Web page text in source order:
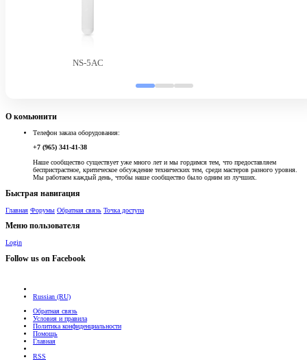
NS-5AC
О комьюнити
Телефон заказа оборудования:
+7 (965) 341-41-38
Наше сообщество существует уже много лет и мы гордимся тем, что предоставляем
беспристрастное, критическое обсуждение технических тем, среди мастеров разного уровня.
Мы работаем каждый день, чтобы наше сообщество было одним из лучших.
Быстрая навигация
Главная Форумы Обратная связь Точка доступа
Меню пользователя
Login
Follow us on Facebook
Russian (RU)
Обратная связь
Условия и правила
Политика конфиденциальности
Помощь
Главная
RSS